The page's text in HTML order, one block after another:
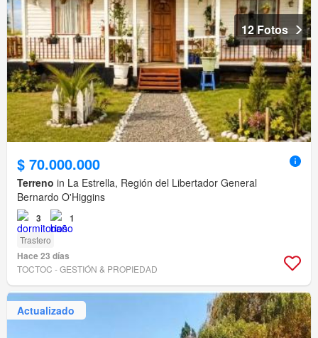
12 Fotos
$ 70.000.000
Terreno in La Estrella, Región del Libertador General
Bernardo O'Higgins
3 1
Trastero
Hace 23 días
TOCTOC - GESTIÓN & PROPIEDAD
Actualizado